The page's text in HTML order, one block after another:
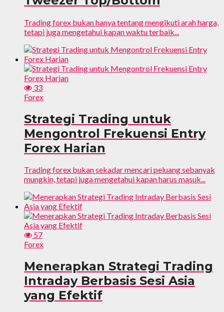
Trading forex bukan hanya tentang mengikuti arah harga,
tetapi juga mengetahui kapan waktu terbaik...
33
Forex
Strategi Trading untuk
Mengontrol Frekuensi Entry
Forex Harian
Trading forex bukan sekadar mencari peluang sebanyak
mungkin, tetapi juga mengetahui kapan harus masuk...
57
Forex
Menerapkan Strategi Trading
Intraday Berbasis Sesi Asia
yang Efektif